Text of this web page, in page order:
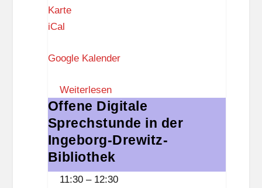
KarteK
z
r
e
f
f
iCal
Google Kalender
Weiterlesen
Offene
Digitale
Sprechstunde
in
der
Offene Digitale
Sprechstunde in der
Ingeborg-Drewitz-
Bibliothek
11:30 – 12:30